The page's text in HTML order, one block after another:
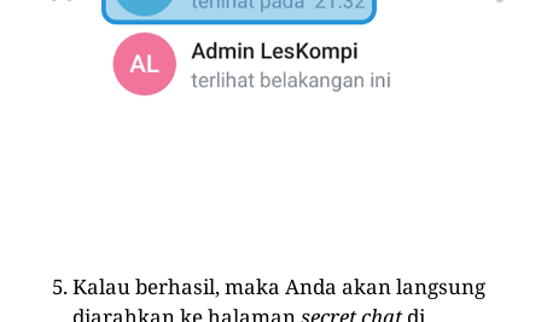
Kalau berhasil, maka Anda akan langsung